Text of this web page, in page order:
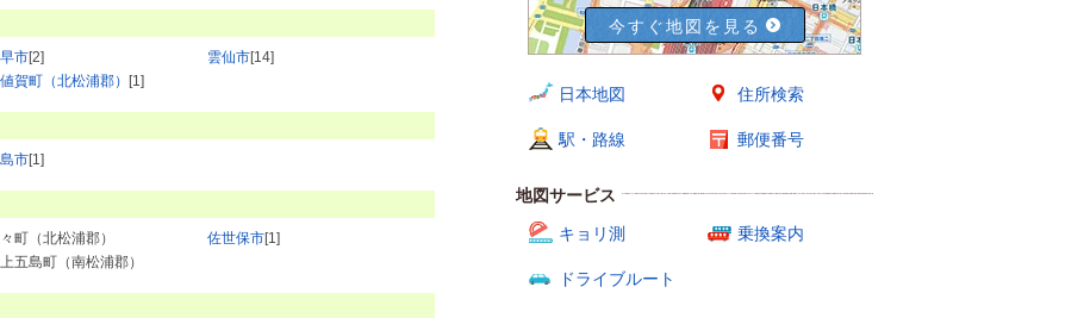
市[2] 雲仙市[14]
賀町（北松浦郡） [1]
市[1]
町（北松浦郡） 佐世保市[1]
五島町（南松浦郡）
今すぐ地図を見る
日本地図 住所検索
駅・路線 郵便番号
地図サービス
キョリ測
乗換案内
ドライブルート